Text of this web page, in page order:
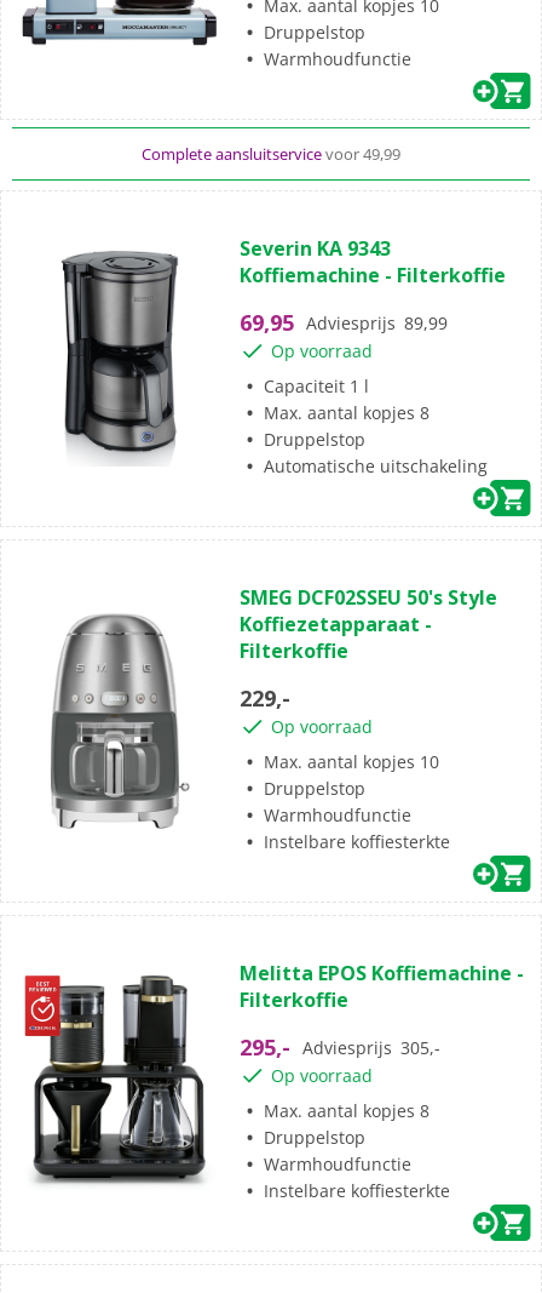
Max. aantal kopjes 10
Druppelstop
Warmhoudfunctie
Standaardgratis thuisbezorgd vanaf 49,-
Complete aansluitservicevoor 49,99
van
de
sterren.
Severin KA 9343
Koffiemachine - Filterkoffie
69,95 Adviesprijs 89,99
Op voorraad
Capaciteit 1 l
Max. aantal kopjes 8
Druppelstop
Automatische uitschakeling
van
de
5
SMEG DCF02SSEU 50's Style
Koffiezetapparaat -
Filterkoffie
229,-
Op voorraad
Max. aantal kopjes 10
Druppelstop
Warmhoudfunctie
Instelbare koffiesterkte
van
de
sterren.
1
beoordeling
Melitta EPOS Koffiemachine -
Filterkoffie
295,- Adviesprijs 305,-
Op voorraad
Max. aantal kopjes 8
Druppelstop
Warmhoudfunctie
Instelbare koffiesterkte